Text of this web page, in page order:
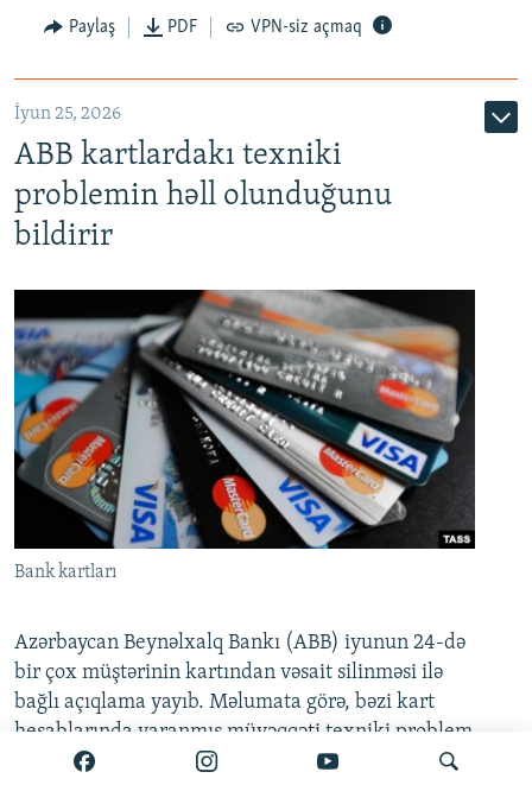
Auto 240p 360p 480p
720p 1080p
Paylaş PDF VPN-siz açmaq
İyun 25, 2026
ABB kartlardakı texniki
problemin həll olunduğunu
bildirir
Bank kartları
Azərbaycan Beynəlxalq Bankı (ABB) iyunun 24-də
bir çox müştərinin kartından vəsait silinməsi ilə
bağlı açıqlama yayıb. Məlumata görə, bəzi kart
hesablarında yaranmış müvəqqəti texniki problem
artıq tam aradan qaldırılıb.